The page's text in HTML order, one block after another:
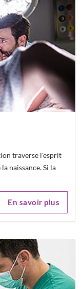
traverse l'esprit
naissance. Si la
En savoir plus